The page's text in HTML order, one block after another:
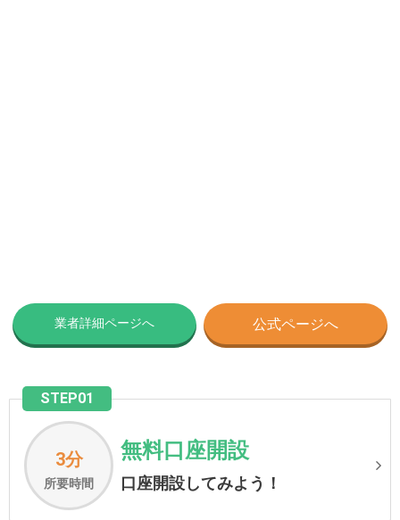
業者詳細ページへ 公式ページへ
STEP01
3分
所要時間
無料口座開設
口座開設してみよう！